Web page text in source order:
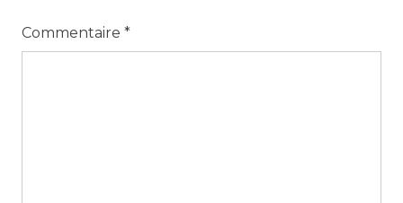
Commentaire *